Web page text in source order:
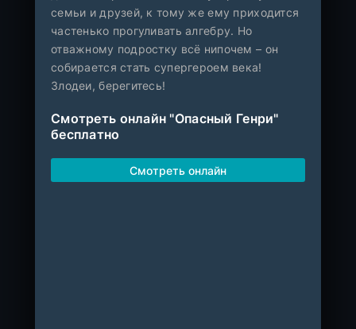
семьи и друзей, к тому же ему приходится
частенько прогуливать алгебру. Но
отважному подростку всё нипочем – он
собирается стать супергероем века!
Злодеи, берегитесь!
Смотреть онлайн "Опасный Генри"
бесплатно
Смотреть онлайн